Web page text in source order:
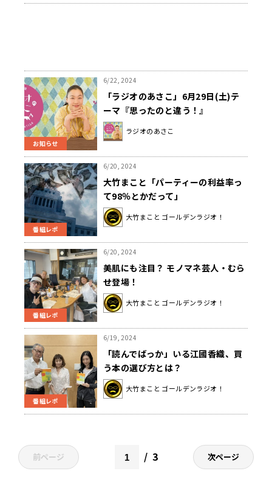
お知らせ
6/22, 2024
「ラジオのあさこ」6月29日(土)テ
ーマ『思ったのと違う！』
ラジオのあさこ
番組レポ
6/20, 2024
大竹まこと「パーティーの利益率っ
て98％とかだって」
大竹まこと ゴールデンラジオ！
番組レポ
6/20, 2024
美肌にも注目？ モノマネ芸人・むら
せ登場！
大竹まこと ゴールデンラジオ！
番組レポ
6/19, 2024
「読んでばっか」いる江國香織、買
う本の選び方とは？
大竹まこと ゴールデンラジオ！
前ページ 3 次ページ